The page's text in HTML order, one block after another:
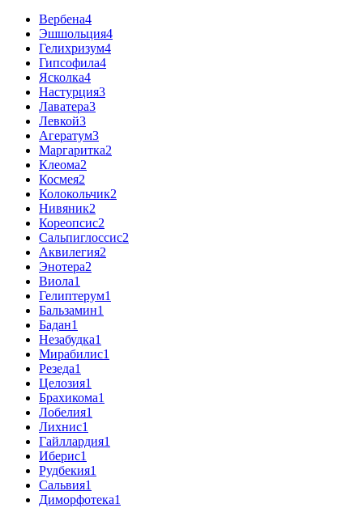
Вербена4
Эшшольция4
Гелихризум4
Гипсофила4
Ясколка4
Настурция3
Лаватера3
Левкой3
Агератум3
Маргаритка2
Клеома2
Космея2
Колокольчик2
Нивяник2
Кореопсис2
Сальпиглоссис2
Аквилегия2
Энотера2
Виола1
Гелиптерум1
Бальзамин1
Бадан1
Незабудка1
Мирабилис1
Резеда1
Целозия1
Брахикома1
Лобелия1
Лихнис1
Гайллардия1
Иберис1
Рудбекия1
Сальвия1
Диморфотека1